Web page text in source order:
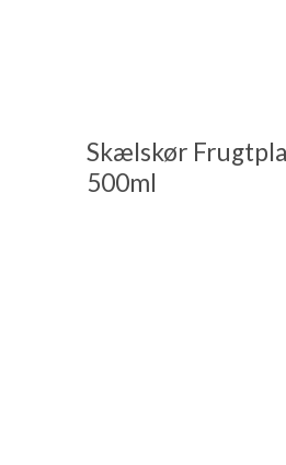
Skælskør
500ml